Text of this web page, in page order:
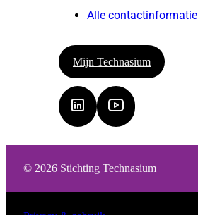
Alle contactinformatie
Mijn Technasium
© 2026 Stichting Technasium